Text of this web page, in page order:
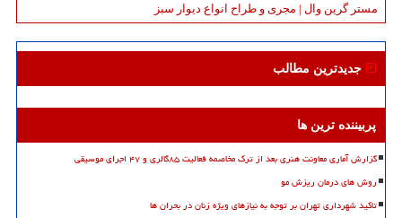
مستر گرین وال | مجری و طراح انواع دیوار سبز
جدیدترین مطالب
پربیننده ترین ها
گزارش آماری معاونت هنری بعد از ترک مخاصمه فعالیت ۸۵گالری و ۴۷ اجرای موسیقی
روش های درمان ریزش مو
تاکید شهرداری تهران بر توجه به نیازهای ویژه زنان در بحران ها